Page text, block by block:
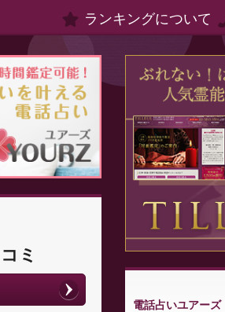
ランキングについて
ミ
電話占いユアーズ